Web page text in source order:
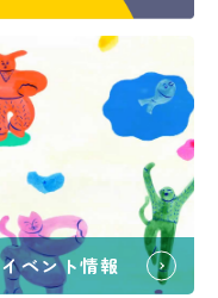
イベント情報